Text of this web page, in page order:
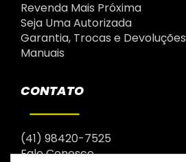
Revenda Mais Próxima
Seja Uma Autorizada
Garantia, Trocas e Devoluções
Manuais
CONTATO
(41) 98420-7525
Fale Conosco